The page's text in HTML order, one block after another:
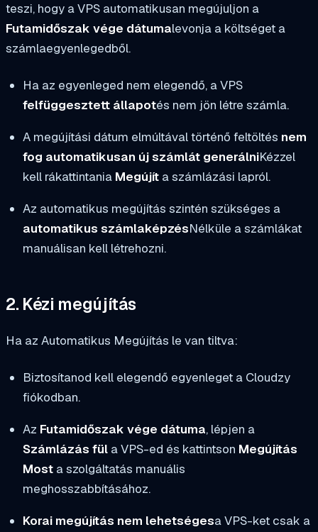
teszi, hogy a VPS automatikusan megújuljon a
Futamidőszak vége dátumalevonja a költséget a
számlaegyenlegedből.
Ha az egyenleged nem elegendő, a VPS
felfüggesztett állapotés nem jön létre számla.
A megújítási dátum elmúltával történő feltöltés nem
fog automatikusan új számlát generálniKézzel
kell rákattintania Megújíta számlázási lapról.
Az automatikus megújítás szintén szükséges a
automatikus számlaképzésNélküle a számlákat
manuálisan kell létrehozni.
2. Kézi megújítás
Ha az Automatikus Megújítás le van tiltva:
Biztosítanod kell elegendő egyenleget a Cloudzy
fiókodban.
Az Futamidőszak vége dátuma, lépjen a
Számlázás füla VPS-ed és kattintson Megújítás
Mosta szolgáltatás manuális
meghosszabbításához.
Korai megújítás nem lehetségesa VPS-ket csak a